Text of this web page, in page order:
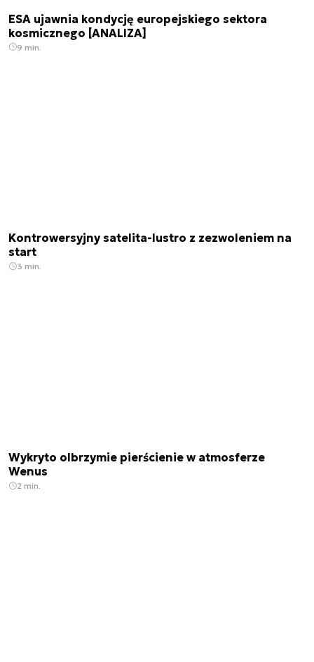
ESA ujawnia kondycję europejskiego sektora
kosmicznego [ANALIZA]
9 min.
Kontrowersyjny satelita-lustro z zezwoleniem na
start
3 min.
Wykryto olbrzymie pierścienie w atmosferze
Wenus
2 min.